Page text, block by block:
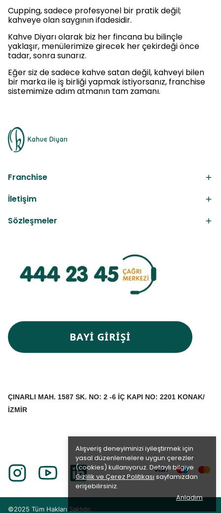
Alışveriş deneyiminizi iyileştirmek için
yasal düzenlemelere uygun çerezler
(cookies) kullanıyoruz. Detaylı bilgiye
Gizlilik ve Çerez Politikası sayfamızdan
erişebilirsiniz.
Anladım
Cupping, sadece profesyonel bir pratik değil;
kahveye olan saygının ifadesidir.
Kahve Diyarı olarak biz her fincana bu bilinçle
yaklaşır, menülerimize girecek her çekirdeği önce
tadar, sonra sunarız.
Eğer siz de sadece kahve satan değil, kahveyi bilen
bir marka ile iş birliği yapmak istiyorsanız, franchise
sistemimize adım atmanın tam zamanı.
Franchise
İletişim
Sözleşmeler
BAYİ GİRİŞİ
ÇINARLI MAH. 1587 SK. NO: 2 -6 İÇ KAPI NO: 2201 KONAK/
İZMİR
©2025 Tüm Hakları Saklıdır.